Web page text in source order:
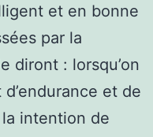
et en bonne
par la
diront : lorsqu’on
et de
intention de